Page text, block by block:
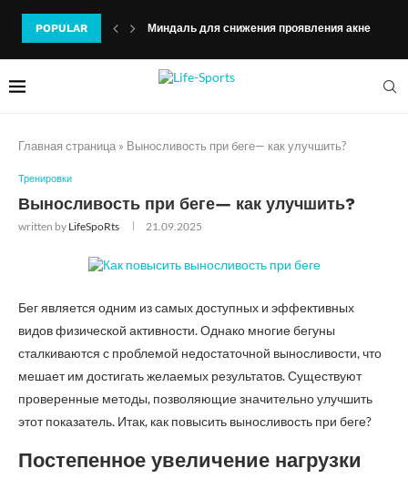
POPULAR Миндаль для снижения проявления акне
Главная страница » Выносливость при беге— как улучшить?
Тренировки
Выносливость при беге— как улучшить?
written by LifeSpoRts 21.09.2025
Бег является одним из самых доступных и эффективных
видов физической активности. Однако многие бегуны
сталкиваются с проблемой недостаточной выносливости, что
мешает им достигать желаемых результатов. Существуют
проверенные методы, позволяющие значительно улучшить
этот показатель. Итак, как повысить выносливость при беге?
Постепенное увеличение нагрузки